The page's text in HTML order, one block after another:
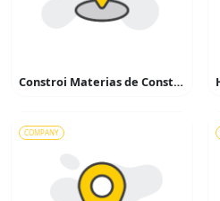
Constroi Materias de Construção
COMPANY